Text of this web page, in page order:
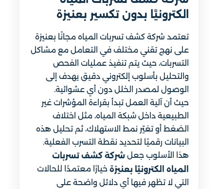
الكترونيًا بدون تكسير بعنيزة
تعتمد شركة كشف تسربات المياه مجانًا بعنيزة
على نهج تقني مختلف في التعامل مع مشاكل
التسربات، حيث يتم تنفيذ عمليات الفحص
والتحليل بأسلوب إلكتروني دقيق يهدف إلى
الوصول لمصدر الخلل دون أي عشوائية.
حيث أن آلية العمل تبدأ بقراءة المؤشرات غير
الطبيعية داخل شبكة المياه، مثل اختلاف
الضغط أو تغيّر نمط الاستهلاك، ثم تحليل هذه
البيانات رقميًا لتحديد نقطة التسرب الفعلية.
هذا الأسلوب جعل شركة كشف تسربات
المياه الكترونيًا بعنيزة خيارًا معتمدًا للحالات
التي لا تظهر فيها أي دلائل واضحة على